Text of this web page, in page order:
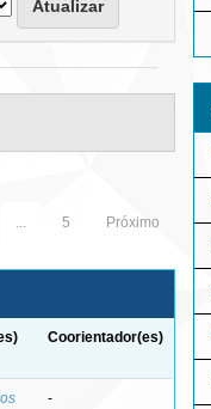
... 5 Próximo
Coorientador(es)
-